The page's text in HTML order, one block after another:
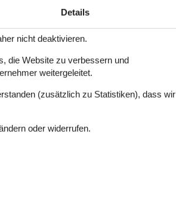
Details
nicht deaktivieren.
die Website zu verbessern und
weitergeleitet.
(zusätzlich zu Statistiken), dass wir
oder widerrufen.